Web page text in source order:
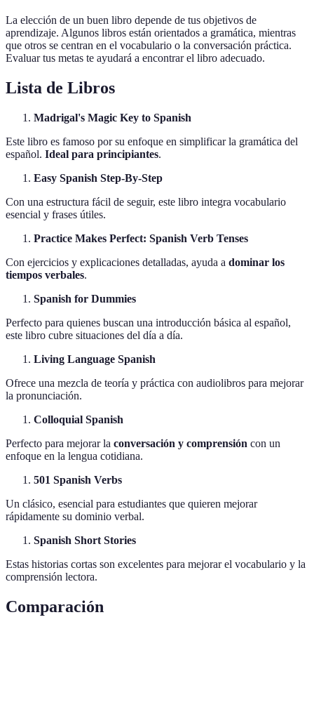
La elección de un buen libro depende de tus objetivos de
aprendizaje. Algunos libros están orientados a gramática, mientras
que otros se centran en el vocabulario o la conversación práctica.
Evaluar tus metas te ayudará a encontrar el libro adecuado.
Lista de Libros
Madrigal's Magic Key to Spanish
Este libro es famoso por su enfoque en simplificar la gramática del
español. Ideal para principiantes.
Easy Spanish Step-By-Step
Con una estructura fácil de seguir, este libro integra vocabulario
esencial y frases útiles.
Practice Makes Perfect: Spanish Verb Tenses
Con ejercicios y explicaciones detalladas, ayuda a dominar los
tiempos verbales.
Spanish for Dummies
Perfecto para quienes buscan una introducción básica al español,
este libro cubre situaciones del día a día.
Living Language Spanish
Ofrece una mezcla de teoría y práctica con audiolibros para mejorar
la pronunciación.
Colloquial Spanish
Perfecto para mejorar la conversación y comprensión con un
enfoque en la lengua cotidiana.
501 Spanish Verbs
Un clásico, esencial para estudiantes que quieren mejorar
rápidamente su dominio verbal.
Spanish Short Stories
Estas historias cortas son excelentes para mejorar el vocabulario y la
comprensión lectora.
Comparación